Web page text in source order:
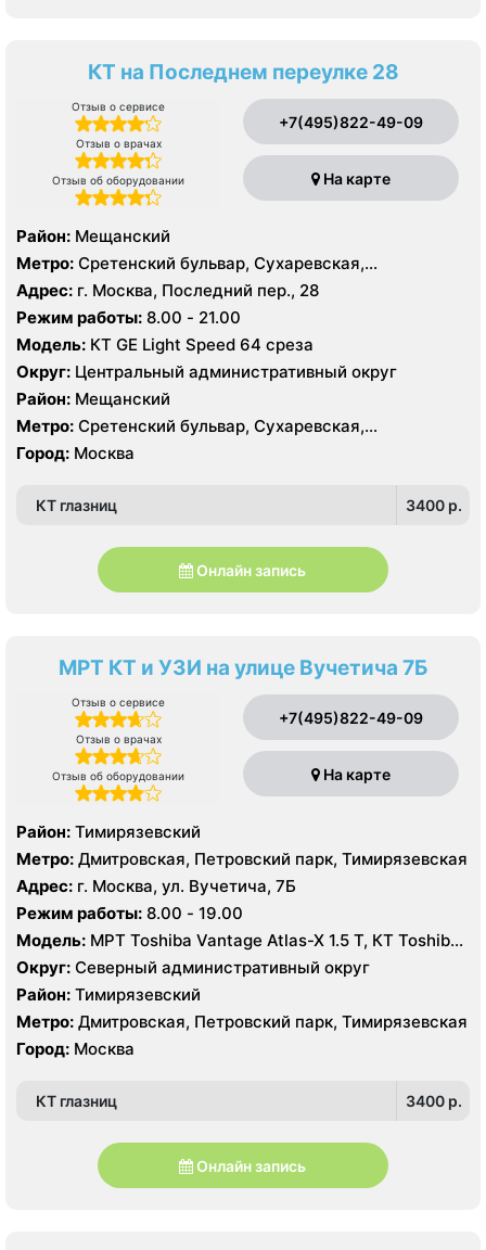
КТ на Последнем переулке 28
Отзыв о сервисе
Отзыв о врачах
Отзыв об оборудовании
+7(495)822-49-09
На карте
Район: Мещанский
Метро: Сретенский бульвар, Сухаревская,
Тургеневская
Адрес: г. Москва, Последний пер., 28
Режим работы: 8.00 - 21.00
Модель: КТ GE Light Speed 64 среза
Округ: Центральный административный округ
Район: Мещанский
Метро: Сретенский бульвар, Сухаревская,
Тургеневская
Город: Москва
КТ глазниц 3400 p.
Онлайн запись
МРТ КТ и УЗИ на улице Вучетича 7Б
Отзыв о сервисе
Отзыв о врачах
Отзыв об оборудовании
+7(495)822-49-09
На карте
Район: Тимирязевский
Метро: Дмитровская, Петровский парк, Тимирязевская
Адрес: г. Москва, ул. Вучетича, 7Б
Режим работы: 8.00 - 19.00
Модель: МРТ Toshiba Vantage Atlas-X 1.5 Т, КТ Toshiba
Aquilion 64 среза, УЗИ
Округ: Северный административный округ
Район: Тимирязевский
Метро: Дмитровская, Петровский парк, Тимирязевская
Город: Москва
КТ глазниц 3400 p.
Онлайн запись